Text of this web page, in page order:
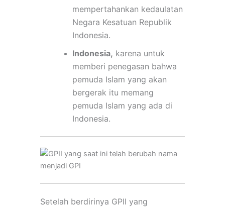
mempertahankan kedaulatan
Negara Kesatuan Republik
Indonesia.
Indonesia, karena untuk
memberi penegasan bahwa
pemuda Islam yang akan
bergerak itu memang
pemuda Islam yang ada di
Indonesia.
Setelah berdirinya GPII yang